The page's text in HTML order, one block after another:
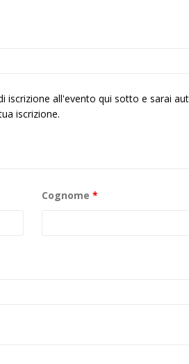
all'evento qui sotto e sarai
iscrizione.
Cognome *